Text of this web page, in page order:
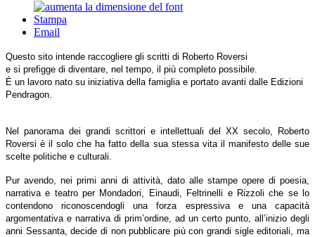
Stampa
Email
Questo sito intende raccogliere gli scritti di Roberto Roversi
e si prefigge di diventare, nel tempo, il più completo possibile.
È un lavoro nato su iniziativa della famiglia e portato avanti dalle Edizioni
Pendragon.
Nel panorama dei grandi scrittori e intellettuali del XX secolo, Roberto
Roversi è il solo che ha fatto della sua stessa vita il manifesto delle sue
scelte politiche e culturali.
Pur avendo, nei primi anni di attività, dato alle stampe opere di poesia,
narrativa e teatro per Mondadori, Einaudi, Feltrinelli e Rizzoli che se lo
contendono riconoscendogli una forza espressiva e una capacità
argomentativa e narrativa di prim’ordine, ad un certo punto, all’inizio degli
anni Sessanta, decide di non pubblicare più con grandi sigle editoriali, ma